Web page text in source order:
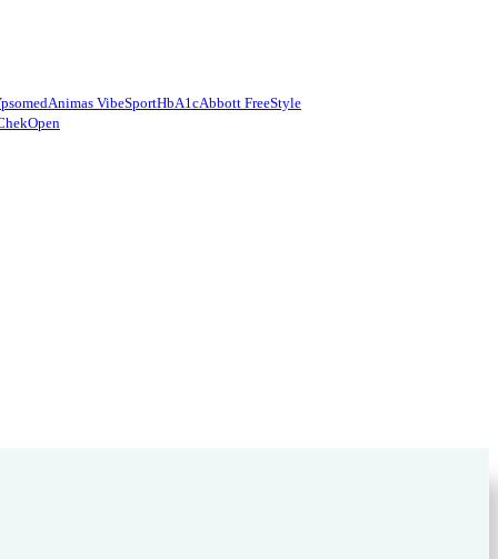
Animas VibeSportHbA1cAbbott FreeStyle
Open